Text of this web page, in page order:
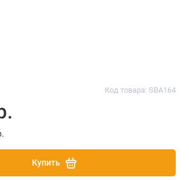
Код товара: SBA164
Купить